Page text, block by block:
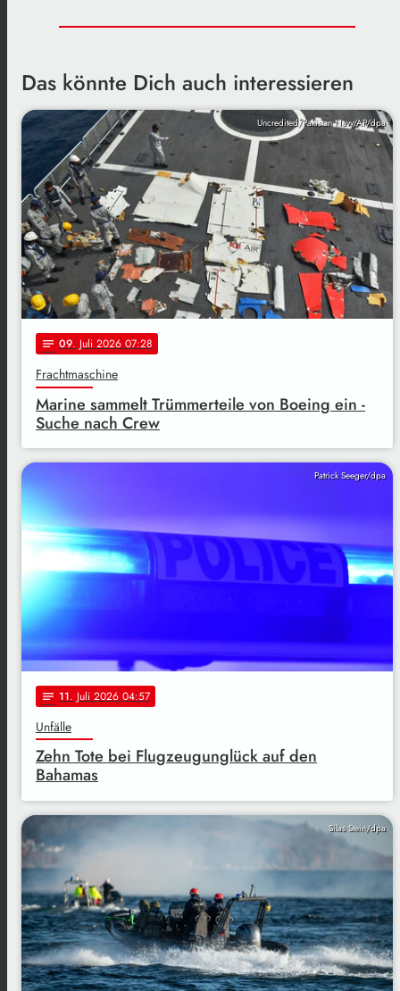
Das könnte Dich auch interessieren
Uncredited/Pakistan Navy/AP/dpa
notes 09. Juli 2026 07:28
Frachtmaschine
Marine sammelt Trümmerteile von Boeing ein -
Suche nach Crew
Patrick Seeger/dpa
notes 11. Juli 2026 04:57
Unfälle
Zehn Tote bei Flugzeugunglück auf den
Bahamas
Silas Stein/dpa